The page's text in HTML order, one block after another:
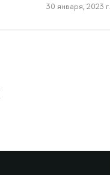
30 января, 2023 г.